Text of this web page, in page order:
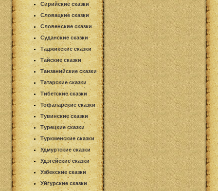
Сирийские сказки
Словацкие сказки
Словенские сказки
Суданские сказки
Таджикские сказки
Тайские сказки
Танзанийские сказки
Татарские сказки
Тибетские сказки
Тофаларские сказки
Тувинские сказки
Турецкие сказки
Туркменские сказки
Удмуртские сказки
Удэгейские сказки
Узбекские сказки
Уйгурские сказки